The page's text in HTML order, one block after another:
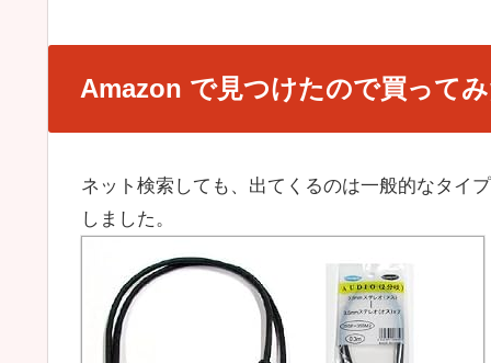
Amazon で見つけたので買って
ネット検索しても、出てくるのは一般的なタイ
しました。